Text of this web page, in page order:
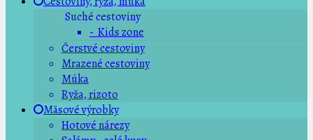
Suché cestoviny
- Kids zone
Čerstvé cestoviny
Mrazené cestoviny
Múka
Ryža, rizoto
Mäsové výrobky
Hotové nárezy